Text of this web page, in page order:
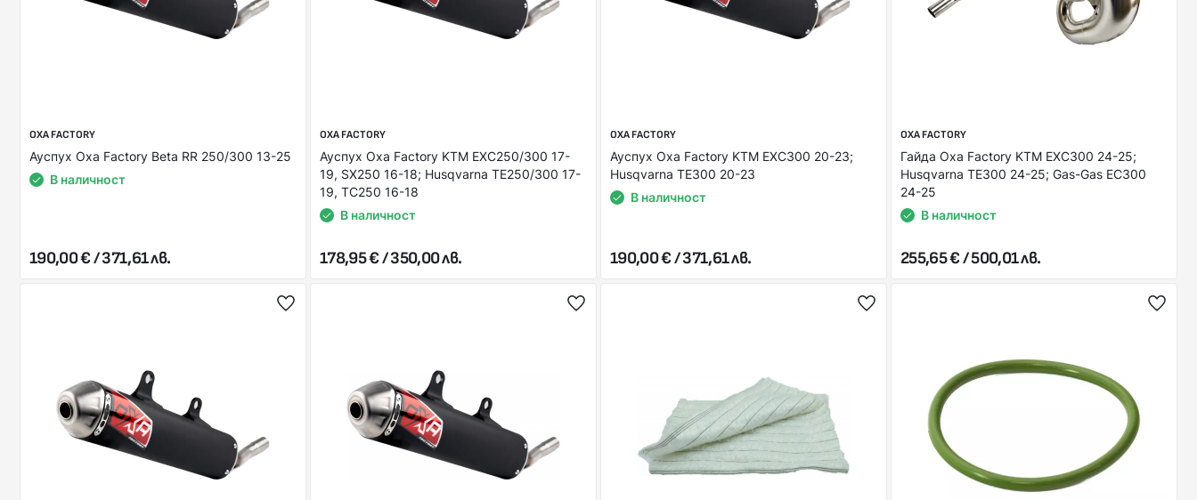
OXA FACTORY
Ауспух Оxa Factory Beta RR 250/300 13-25
В наличност
190,00 € / 371,61 лв.
OXA FACTORY
Ауспух Оxa Factory KTM EXC250/300 17-
19, SX250 16-18; Husqvarna TE250/300 17-
19, TC250 16-18
В наличност
178,95 € / 350,00 лв.
OXA FACTORY
Ауспух Оxa Factory KTM EXC300 20-23;
Husqvarna TE300 20-23
В наличност
190,00 € / 371,61 лв.
OXA FACTORY
Гайда Oxa Factory KTM EXC300 24-25;
Husqvarna TE300 24-25; Gas-Gas EC300
24-25
В наличност
255,65 € / 500,01 лв.